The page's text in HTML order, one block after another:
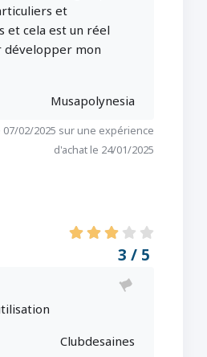
et
et cela est un réel
développer mon
Musapolynesia
02/2025 sur une expérience
d'achat le 24/01/2025
3 / 5
Clubdesaines